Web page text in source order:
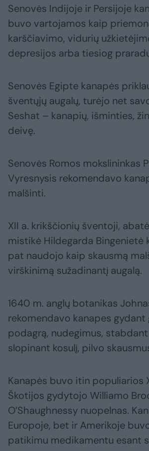
Senovės Indijoje ir Persijoje
buvo vartojamos kaip
karščiavimo, vidurių
depresijos arba tiesiog
Senovės Egipte kanapės
šventųjų augalų, turėjo net
Seshat – kanapių, išminties,
deivę.
Senovės Romos mokslininkas
Vyresnysis rekomendavo
malšinti.
XII a. krikščionių šventoji,
mistikė Hildegarda Bingenietė
pat naudojo kaip skausmą
virškinimą sužadinantį augalą.
1640 m. anglų botanikas
rekomendavo kanapes gydant
podagrą, nudegimus,
slopinant kosulį, pilvo
Kanapės buvo itin populiarios
Škotijos gydytojo Williamo
O’Shaughnessy nuopelnas.
Europoje, bet ir Amerikoje
patikimu medikamentu esant